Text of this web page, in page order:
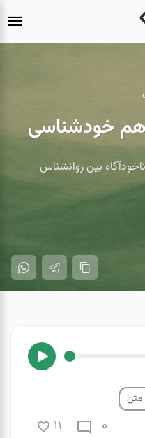
بین روانشناس
متن
0
11